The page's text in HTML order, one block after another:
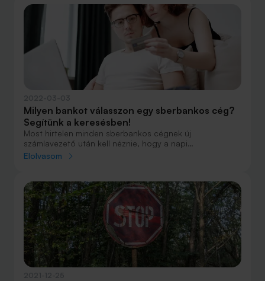
Milyen bankot válasszon egy sberbankos cég?
Segítünk a keresésben!
Most hirtelen minden sberbankos cégnek új
számlavezető után kell néznie, hogy a napi
működéséhez szükséges átutalásokat elvégezhesse, a
Bank360 áttekinti a lehetőségeket.
Elolvasom